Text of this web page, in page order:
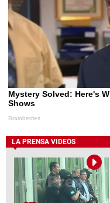
LA PRENSA VIDEOS